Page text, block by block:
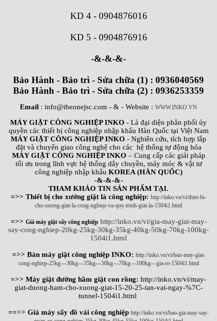
KD 4 - 0904876016
KD 5 - 0904876916
-&-&-&-
Bảo Hành - Bảo trì - Sửa chữa (1) : 0936040569
Bảo Hành - Bảo trì - Sửa chữa (2) : 0936253359
Email : info@theonejsc.com - & - Website : WWW.INKO.VN
MÁY GIẶT CÔNG NGHIỆP INKO - Là đại diện phân phối ủy
quyền các thiết bị công nghiệp nhập khẩu Hàn Quốc tại Việt Nam
MÁY GIẶT CÔNG NGHIỆP INKO - Nghiên cứu, tích hợp lắp
đặt và chuyển giao công nghệ cho các hệ thống tự động hóa
MÁY GIẶT CÔNG NGHIỆP INKO – Cung cấp các giải pháp
tối ưu trong lĩnh vực hệ thống dây chuyền, máy móc & vật tư
công nghiệp nhập khẩu KOREA (HÀN QUỐC)
-&-&-&-
THAM KHẢO TIN SẢN PHẨM TẠI.
=>> Thiết bị cho xưởng giặt là công nghiệp: http://inko.vn/vi/thiet-bi-
cho-xuong-giat-la-cong-nghiep-va-quy-trinh-giat-la-1504i1.html
=>> Giá máy giặt sấy công nghiệp http://inko.vn/vi/gia-may-giat-may-
say-cong-nghiep-20kg-25kg-30kg-35kg-40kg-50kg-70kg-100kg-
1504i1.html
=>> Bán máy giặt công nghiệp INKO: http://inko.vn/vi/ban-may-giat-
cong-nghiep-25kg---30kg---35kg---50kg---70kg---100kg---gia-re-1504i1.html
=>> Máy giặt đường hầm giặt con rồng: http://inko.vn/vi/may-
giat-duong-ham-cho-xuong-giat-15-20-25-tan-vai-ngay-%7C-
tunnel-1504i1.html
==>> Giá máy sấy đồ vải công nghiệp http://inko.vn/vi/bao-gia-may-say-